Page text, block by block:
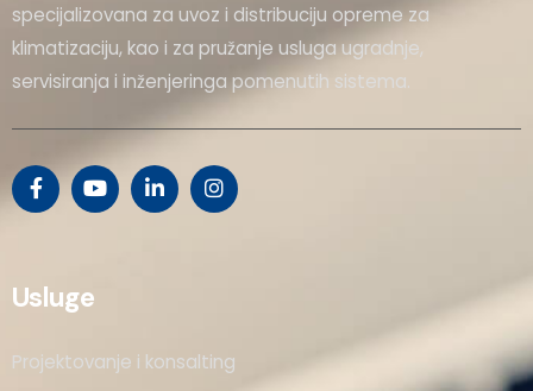
specijalizovana za uvoz i distribuciju opreme za
klimatizaciju, kao i za pružanje usluga ugradnje,
servisiranja i inženjeringa pomenutih sistema.
Usluge
Projektovanje i konsalting